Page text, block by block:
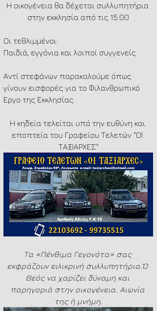
Η οικογένεια θα δέχεται συλλυπητήρια
στην εκκλησία από τις 15:00
Οι τεθλιμμένοι:
Παιδιά, εγγόνια και λοιποί συγγενείς
Αντί στεφάνων παρακαλούμε όπως
γίνουν εισφορές για το Φιλανθρωπικό
Έργο της Εκκλησίας.
Η κηδεία τελείται υπό την ευθύνη και
εποπτεία του Γραφείου Τελετών "ΟΙ
ΤΑΞΙΑΡΧΕΣ"
Τα «Πένθιμα Γεγονότα» σας
εκφράζουν ειλικρινή συλλυπητήρια.Ὁ
Θεός να χαρίζει δύναμη και
παρηγοριά στην οικογένεια. Αιωνία
της ἡ μνήμη.